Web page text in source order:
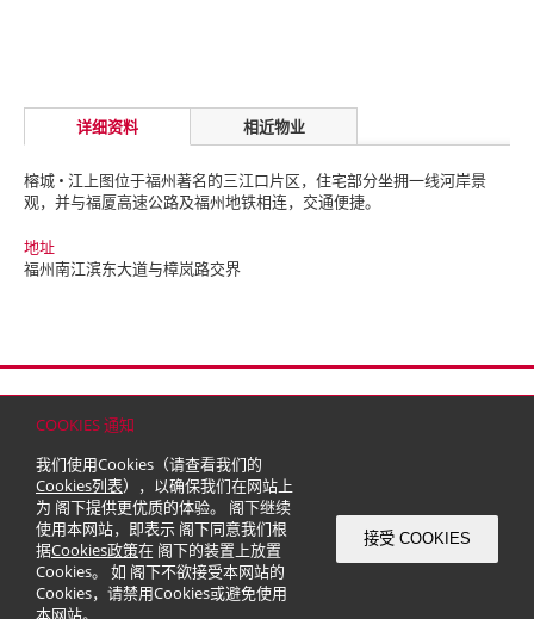
COOKIES 通知
我们使用Cookies（请查看我们的
Cookies列表），以确保我们在网站上
为 阁下提供更优质的体验。 阁下继续
使用本网站，即表示 阁下同意我们根
据Cookies政策在 阁下的装置上放置
Cookies。 如 阁下不欲接受本网站的
Cookies，请禁用Cookies或避免使用
本网站。
接受 COOKIES
详细资料 相近物业
榕城 • 江上图位于福州著名的三江口片区，住宅部分坐拥一线河岸景
观，并与福厦高速公路及福州地铁相连，交通便捷。
地址
福州南江滨东大道与樟岚路交界
© 2026 嘉里建设有限公司 (于百慕达注册成立之有限公司)